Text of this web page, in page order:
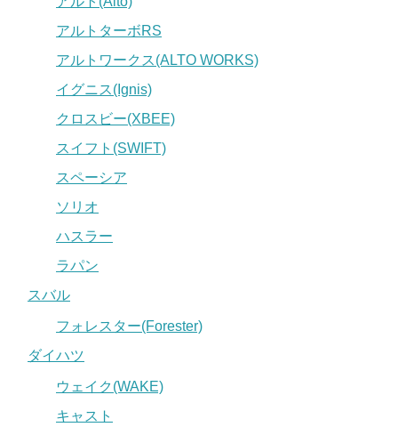
アルトターボRS
アルトワークス(ALTO WORKS)
イグニス(Ignis)
クロスビー(XBEE)
スイフト(SWIFT)
スペーシア
ソリオ
ハスラー
ラパン
スバル
フォレスター(Forester)
ダイハツ
ウェイク(WAKE)
キャスト